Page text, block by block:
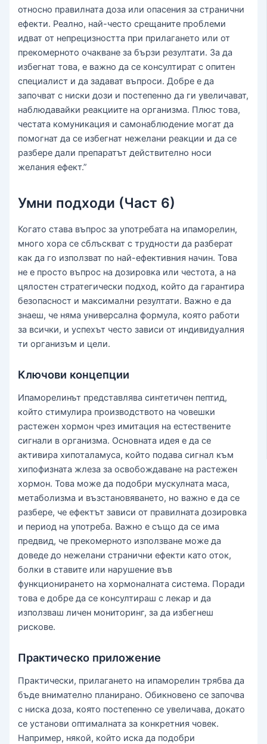
относно правилната доза или опасения за странични
ефекти. Реално, най-често срещаните проблеми
идват от непрецизността при прилагането или от
прекомерното очакване за бързи резултати. За да
избегнат това, е важно да се консултират с опитен
специалист и да задават въпроси. Добре е да
започват с ниски дози и постепенно да ги увеличават,
наблюдавайки реакциите на организма. Плюс това,
честата комуникация и самонаблюдение могат да
помогнат да се избегнат нежелани реакции и да се
разбере дали препаратът действително носи
желания ефект.”
Умни подходи (Част 6)
Когато става въпрос за употребата на ипаморелин,
много хора се сблъскват с трудности да разберат
как да го използват по най-ефективния начин. Това
не е просто въпрос на дозировка или честота, а на
цялостен стратегически подход, който да гарантира
безопасност и максимални резултати. Важно е да
знаеш, че няма универсална формула, която работи
за всички, и успехът често зависи от индивидуалния
ти организъм и цели.
Ключови концепции
Ипаморелинът представлява синтетичен пептид,
който стимулира производството на човешки
растежен хормон чрез имитация на естествените
сигнали в организма. Основната идея е да се
активира хипоталамуса, който подава сигнал към
хипофизната жлеза за освобождаване на растежен
хормон. Това може да подобри мускулната маса,
метаболизма и възстановяването, но важно е да се
разбере, че ефектът зависи от правилната дозировка
и период на употреба. Важно е също да се има
предвид, че прекомерното използване може да
доведе до нежелани странични ефекти като оток,
болки в ставите или нарушение във
функционирането на хормоналната система. Поради
това е добре да се консултираш с лекар и да
използваш личен мониторинг, за да избегнеш
рискове.
Практическо приложение
Практически, прилагането на ипаморелин трябва да
бъде внимателно планирано. Обикновено се започва
с ниска доза, която постепенно се увеличава, докато
се установи оптималната за конкретния човек.
Например, някой, който иска да подобри